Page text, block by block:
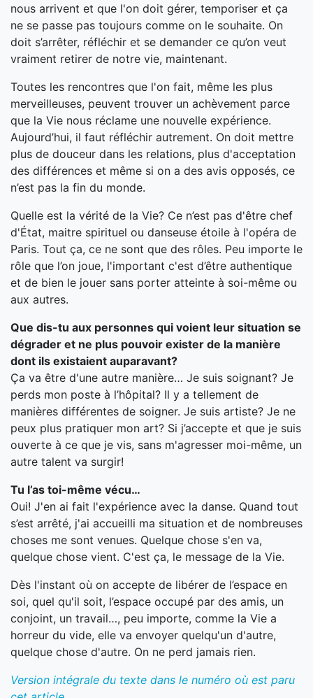
nous arrivent et que l'on doit gérer, temporiser et ça
ne se passe pas toujours comme on le souhaite. On
doit s’arrêter, réfléchir et se demander ce qu’on veut
vraiment retirer de notre vie, maintenant.
Toutes les rencontres que l'on fait, même les plus
merveilleuses, peuvent trouver un achèvement parce
que la Vie nous réclame une nouvelle expérience.
Aujourd’hui, il faut réfléchir autrement. On doit mettre
plus de douceur dans les relations, plus d'acceptation
des différences et même si on a des avis opposés, ce
n’est pas la fin du monde.
Quelle est la vérité de la Vie? Ce n’est pas d'être chef
d'État, maitre spirituel ou danseuse étoile à l'opéra de
Paris. Tout ça, ce ne sont que des rôles. Peu importe le
rôle que l’on joue, l'important c'est d’être authentique
et de bien le jouer sans porter atteinte à soi-même ou
aux autres.
Que dis-tu aux personnes qui voient leur situation se
dégrader et ne plus pouvoir exister de la manière
dont ils existaient auparavant?
Ça va être d'une autre manière… Je suis soignant? Je
perds mon poste à l’hôpital? Il y a tellement de
manières différentes de soigner. Je suis artiste? Je ne
peux plus pratiquer mon art? Si j’accepte et que je suis
ouverte à ce que je vis, sans m'agresser moi-même, un
autre talent va surgir!
Tu l’as toi-même vécu…
Oui! J'en ai fait l'expérience avec la danse. Quand tout
s’est arrêté, j'ai accueilli ma situation et de nombreuses
choses me sont venues. Quelque chose s'en va,
quelque chose vient. C'est ça, le message de la Vie.
Dès l'instant où on accepte de libérer de l’espace en
soi, quel qu'il soit, l’espace occupé par des amis, un
conjoint, un travail…, peu importe, comme la Vie a
horreur du vide, elle va envoyer quelqu'un d'autre,
quelque chose d'autre. On ne perd jamais rien.
Version intégrale du texte dans le numéro où est paru